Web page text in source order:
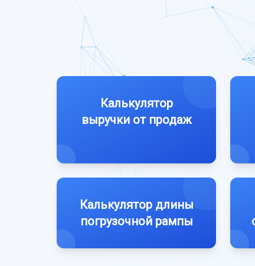
Калькулятор
выручки от продаж
Калькулятор длины
погрузочной рампы